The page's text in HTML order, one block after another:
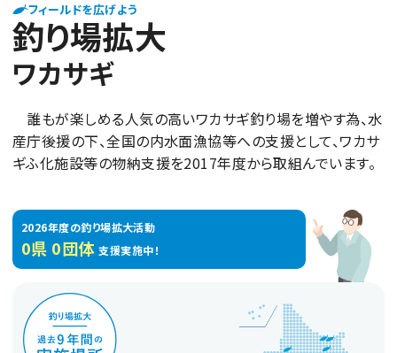
個人情報保護方針
リンクについて
フィールドを広げよう
釣り場拡大
ワカサギ
誰もが楽しめる人気の高いワカサギ釣り場を増やす為、水
産庁後援の下、全国の内水面漁協等への支援として、ワカサ
ギふ化施設等の物納支援を2017年度から取組んでいます。
2026年度の釣り場拡大活動
0県 0団体支援実施中！